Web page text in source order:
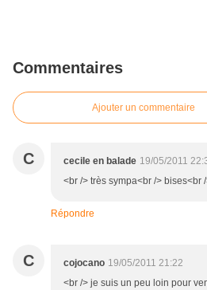
Commentaires
Ajouter un commentaire
C cecile en balade 19/05/2011
<br /> très sympa<br /> bises<br
Répondre
C cojocano 19/05/2011 21:22
<br /> je suis un peu loin pour